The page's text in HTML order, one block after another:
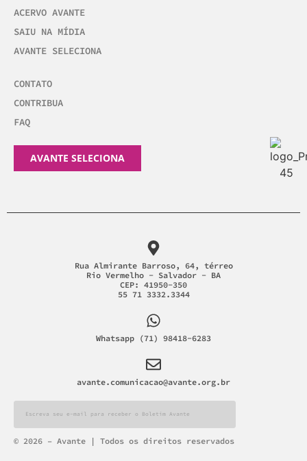
ACERVO AVANTE
SAIU NA MÍDIA
AVANTE SELECIONA
CONTATO
CONTRIBUA
FAQ
AVANTE SELECIONA
Rua Almirante Barroso, 64, térreo
Rio Vermelho - Salvador - BA
CEP: 41950-350
55 71 3332.3344
Whatsapp (71) 98418-6283
avante.comunicacao@avante.org.br
Alternative:
© 2026 – Avante | Todos os direitos reservados